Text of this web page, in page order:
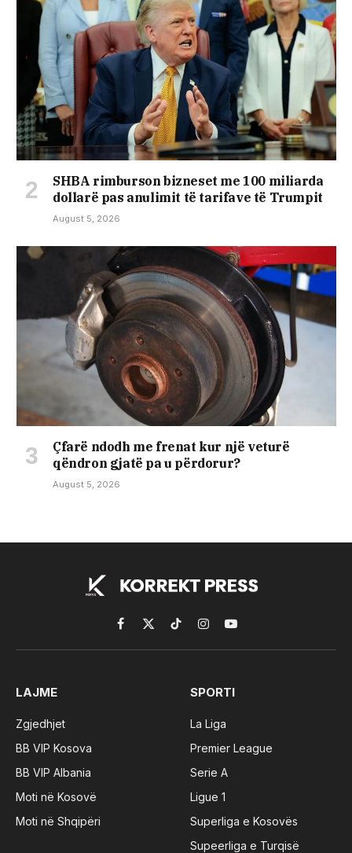
SHBA rimburson bizneset me 100 miliarda
dollarë pas anulimit të tarifave të Trumpit
August 5, 2026
Çfarë ndodh me frenat kur një veturë
qëndron gjatë pa u përdorur?
August 5, 2026
Facebook
X
(Twitter)
TikTokInstagramYouTube
LAJME
Zgjedhjet
BB VIP Kosova
BB VIP Albania
Moti në Kosovë
Moti në Shqipëri
SPORTI
La Liga
Premier League
Serie A
Ligue 1
Superliga e Kosovës
Supeerliga e Turqisë